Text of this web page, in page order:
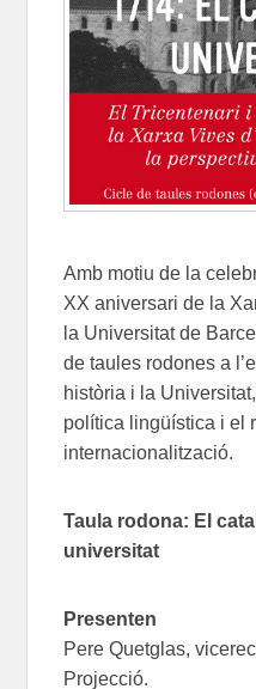
Amb motiu de la
XX aniversari de la
la Universitat de
de taules rodones a
història i la
política lingüística i el
internacionalització.
Taula rodona: El
universitat
Presenten
Pere Quetglas,
Projecció.